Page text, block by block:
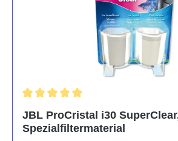
JBL ProCristal i30
Spezialfiltermaterial